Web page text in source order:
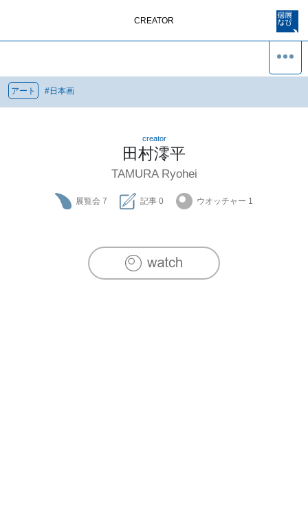
CREATOR
アート #日本画
creator
田村澪平
TAMURA Ryohei
展覧会 7 記事 0 ウオッチャー 1